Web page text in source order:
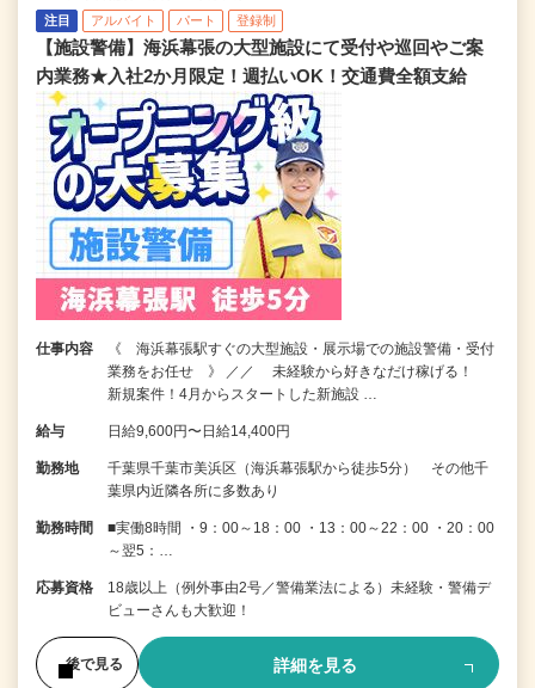
注目 アルバイト パート 登録制
【施設警備】海浜幕張の大型施設にて受付や巡回やご案
内業務★入社2か月限定！週払いOK！交通費全額支給
仕事内容
《 海浜幕張駅すぐの大型施設・展示場での施設警備・受付
業務をお任せ 》 ／／ 未経験から好きなだけ稼げる！
新規案件！4月からスタートした新施設 …
給与 日給9,600円〜日給14,400円
勤務地
千葉県千葉市美浜区（海浜幕張駅から徒歩5分） その他千
葉県内近隣各所に多数あり
勤務時間
■実働8時間 ・9：00～18：00 ・13：00～22：00 ・20：00
～翌5：…
応募資格
18歳以上（例外事由2号／警備業法による）未経験・警備デ
ビューさんも大歓迎！
後で見る 詳細を見る